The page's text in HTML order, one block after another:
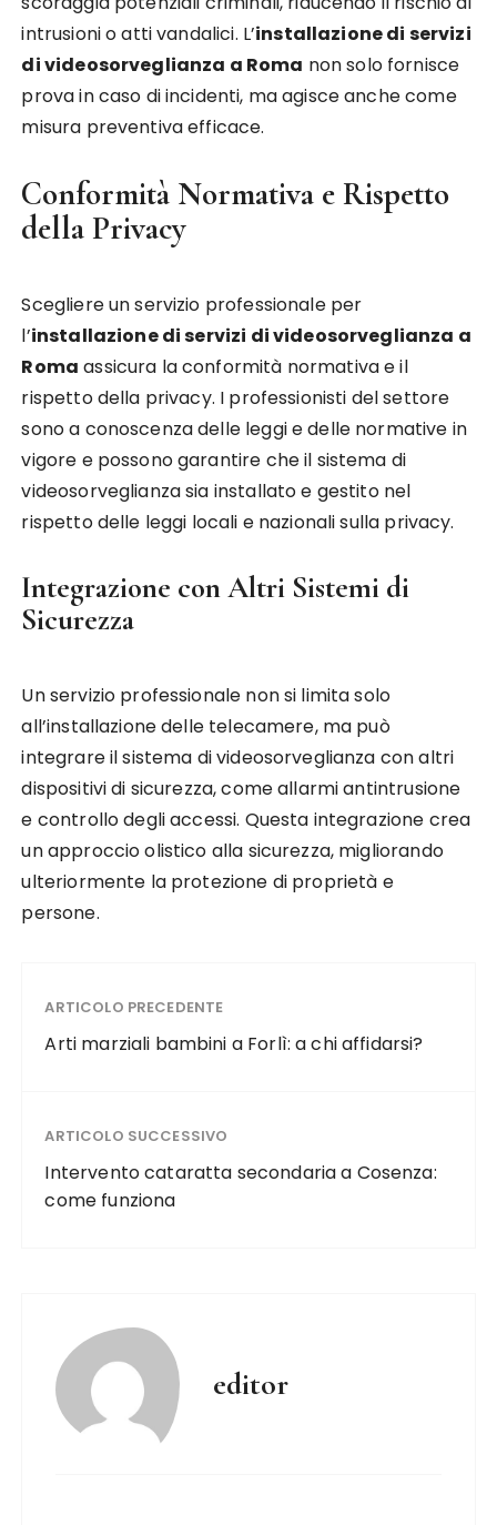
intrusioni o atti vandalici. L’installazione di servizi
di videosorveglianza a Roma non solo fornisce
prova in caso di incidenti, ma agisce anche come
misura preventiva efficace.
Conformità Normativa e Rispetto
della Privacy
Scegliere un servizio professionale per
l’installazione di servizi di videosorveglianza a
Roma assicura la conformità normativa e il
rispetto della privacy. I professionisti del settore
sono a conoscenza delle leggi e delle normative in
vigore e possono garantire che il sistema di
videosorveglianza sia installato e gestito nel
rispetto delle leggi locali e nazionali sulla privacy.
Integrazione con Altri Sistemi di
Sicurezza
Un servizio professionale non si limita solo
all’installazione delle telecamere, ma può
integrare il sistema di videosorveglianza con altri
dispositivi di sicurezza, come allarmi antintrusione
e controllo degli accessi. Questa integrazione crea
un approccio olistico alla sicurezza, migliorando
ulteriormente la protezione di proprietà e
persone.
ARTICOLO PRECEDENTE
Arti marziali bambini a Forlì: a chi affidarsi?
ARTICOLO SUCCESSIVO
Intervento cataratta secondaria a Cosenza:
come funziona
editor